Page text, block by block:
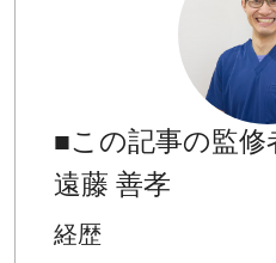
■この記事の監修
遠藤 善孝
経歴